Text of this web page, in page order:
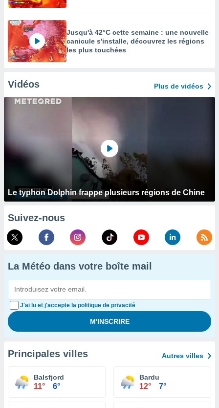
Jusqu'à 42°C cette semaine : une nouvelle
canicule s'installe, découvrez les régions
les plus touchées
Vidéos Plus de vidéos
Le typhon Dolphin frappe plusieurs régions de Chine
Suivez-nous
La Météo dans votre boîte mail
J'ai lu et j'accepte la politique de privacité
Principales villes Autres villes
Balsfjord
11° 6°
Bardu
12° 7°